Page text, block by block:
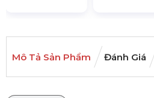
Mô Tả Sản Phẩm Đánh Giá